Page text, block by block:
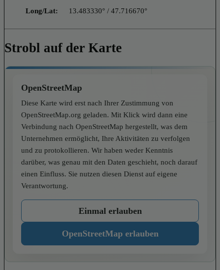
Long/Lat: 13.483330° / 47.716670°
Strobl auf der Karte
OpenStreetMap
Diese Karte wird erst nach Ihrer Zustimmung von
OpenStreetMap.org geladen. Mit Klick wird dann eine
Verbindung nach OpenStreetMap hergestellt, was dem
Unternehmen ermöglicht, Ihre Aktivitäten zu verfolgen
und zu protokollieren. Wir haben weder Kenntnis
darüber, was genau mit den Daten geschieht, noch darauf
einen Einfluss. Sie nutzen diesen Dienst auf eigene
Verantwortung.
Einmal erlauben
OpenStreetMap erlauben